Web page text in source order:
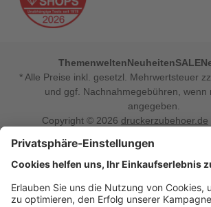
ThemenweltenNeuheitenSALE
* Alle Preise inkl. gesetzl. Mehrwertsteuer
und ggf. Nachnahmegebühren, wenn
angegeben.
Copyright © 2026 druckerzubehoer.de
Vertrag widerrufen
Druckerzubehoer.de – preiswerte
Sie sind auf der Suche nach dem
oder Zubehör für das Büro, den